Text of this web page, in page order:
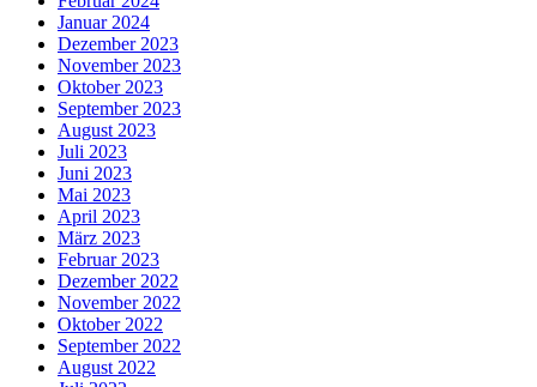
Januar 2024
Dezember 2023
November 2023
Oktober 2023
September 2023
August 2023
Juli 2023
Juni 2023
Mai 2023
April 2023
März 2023
Februar 2023
Dezember 2022
November 2022
Oktober 2022
September 2022
August 2022